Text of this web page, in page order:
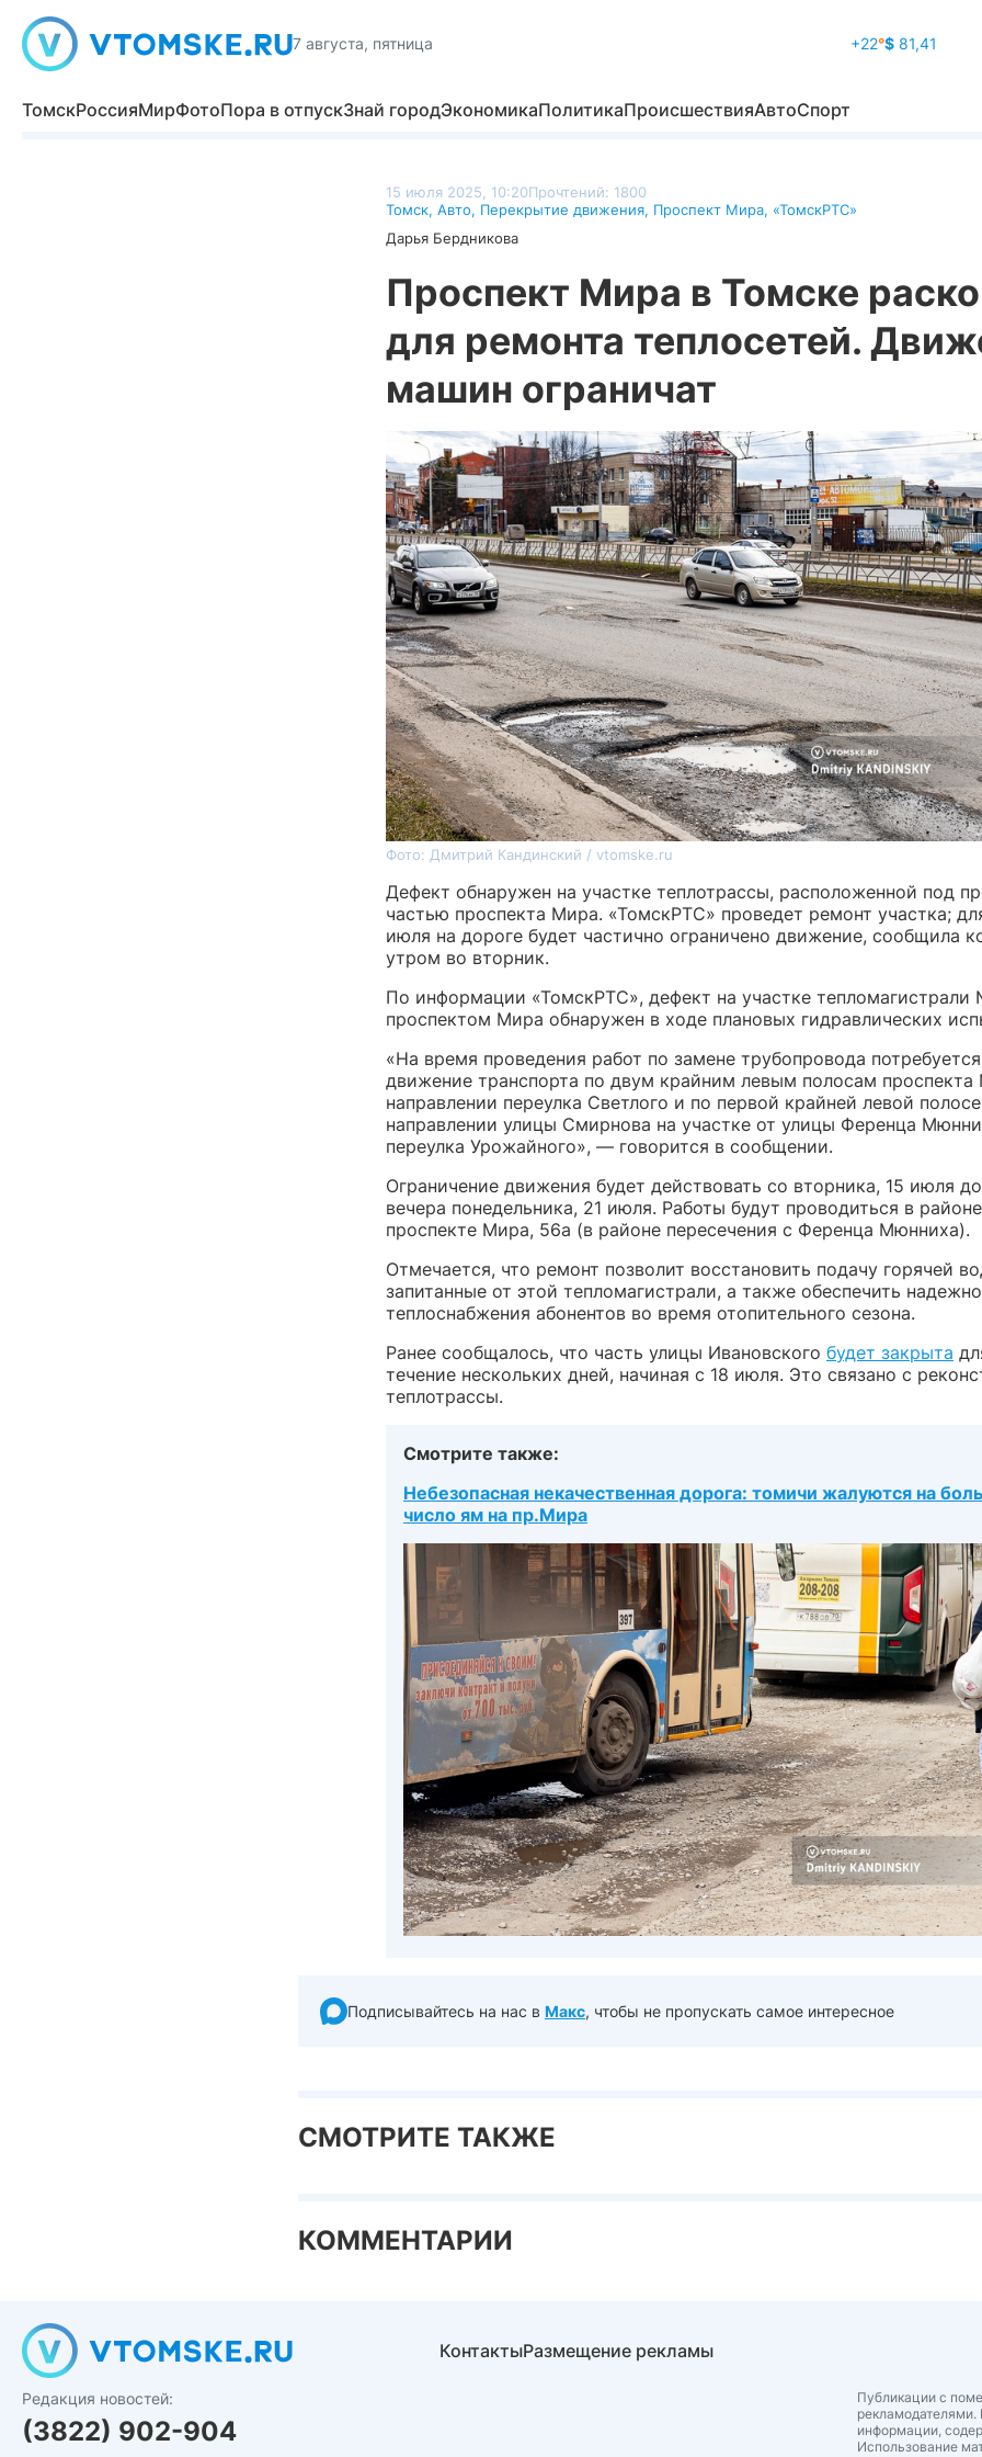
7 августа, пятница +22°$81,41
ТомскРоссияМирФотоПора в отпускЗнай городЭкономикаПолитикаПроисшествияАвтоСпорт
15 июля 2025, 10:20Прочтений: 1800
Томск, Авто, Перекрытие движения, Проспект Мира, «ТомскРТС»
Дарья Бердникова
Проспект Мира в Томске
для ремонта теплосетей.
машин ограничат
Фото: Дмитрий Кандинский / vtomske.ru
Дефект обнаружен на участке теплотрассы, расположенной под
частью проспекта Мира. «ТомскРТС» проведет ремонт участка;
июля на дороге будет частично ограничено движение, сообщила
утром во вторник.
По информации «ТомскРТС», дефект на участке
проспектом Мира обнаружен в ходе плановых гидравлических
«На время проведения работ по замене трубопровода
движение транспорта по двум крайним левым полосам
направлении переулка Светлого и по первой крайней левой
направлении улицы Смирнова на участке от улицы Ференца
переулка Урожайного», — говорится в сообщении.
Ограничение движения будет действовать со вторника, 15 июля
вечера понедельника, 21 июля. Работы будут проводиться в
проспекте Мира, 56а (в районе пересечения с Ференца Мюнниха).
Отмечается, что ремонт позволит восстановить подачу горячей
запитанные от этой тепломагистрали, а также обеспечить
теплоснабжения абонентов во время отопительного сезона.
Ранее сообщалось, что часть улицы Ивановского будет закрыта
течение нескольких дней, начиная с 18 июля. Это связано с
теплотрассы.
Смотрите также:
Небезопасная некачественная дорога: томичи жалуются на
число ям на пр.Мира
Подписывайтесь на нас в Макс, чтобы не пропускать самое интересное
СМОТРИТЕ ТАКЖЕ
КОММЕНТАРИИ
Редакция новостей:
(3822) 902-904
КонтактыРазмещение рекламы
Публикации с
рекламодателями.
информации,
Использование